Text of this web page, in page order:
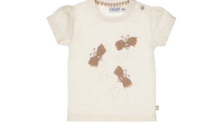
kan
gekozen
worden
op
de